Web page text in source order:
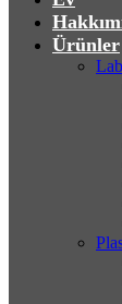
Ürünler